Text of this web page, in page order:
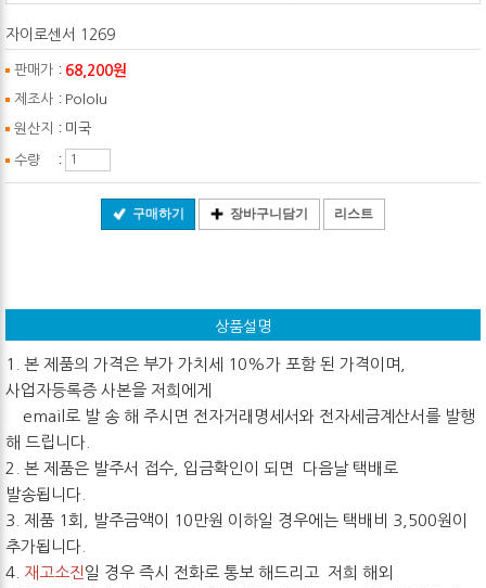
자이로센서 1269
판매가 : 68,200원
제조사 : Pololu
원산지 : 미국
수량 :
구매하기 장바구니담기 리스트
상품설명
1. 본 제품의 가격은 부가 가치세 10%가 포함 된 가격이며,
사업자등록증 사본을 저희에게
email로 발 송 해 주시면 전자거래명세서와 전자세금계산서를 발행
해 드립니다.
2. 본 제품은 발주서 접수, 입금확인이 되면 다음날 택배로
발송됩니다.
3. 제품 1회, 발주금액이 10만원 이하일 경우에는 택배비 3,500원이
추가됩니다.
4. 재고소진 일 경우 즉시 전화로 통보 해드리고 저희 해외